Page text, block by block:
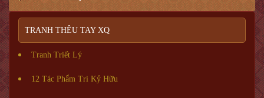
TRANH THÊU TAY XQ
Tranh Triết Lý
12 Tác Phẩm Tri Kỷ Hữu